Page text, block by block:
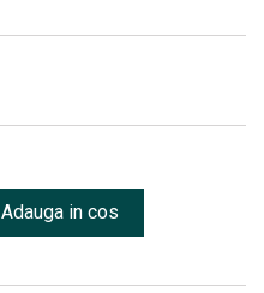
Adauga in cos